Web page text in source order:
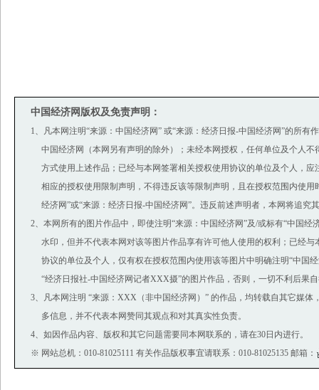
中国经济网版权及免责声明：
1、凡本网注明“来源：中国经济网” 或“来源：经济日报-中国经济网”的所有
中国经济网（本网另有声明的除外）；未经本网授权，任何单位及个人不
方式使用上述作品；已经与本网签署相关授权使用协议的单位及个人，应
相应的授权使用限制声明，不得违反该等限制声明，且在授权范围内使用
经济网”或“来源：经济日报-中国经济网”。违反前述声明者，本网将追究
2、本网所有的图片作品中，即使注明“来源：中国经济网”及/或标有“中国经
水印，但并不代表本网对该等图片作品享有许可他人使用的权利；已经与
协议的单位及个人，仅有权在授权范围内使用该等图片中明确注明“中国
“经济日报社-中国经济网记者XXX摄”的图片作品，否则，一切不利后果
3、凡本网注明 “来源：XXX（非中国经济网）” 的作品，均转载自其它媒体
多信息，并不代表本网赞同其观点和对其真实性负责。
4、如因作品内容、版权和其它问题需要同本网联系的，请在30日内进行。
※ 网站总机：010-81025111 有关作品版权事宜请联系：010-81025135 邮箱：